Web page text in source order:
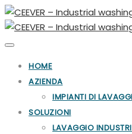
Toggle
HOME
AZIENDA
IMPIANTI DI
SOLUZIONI
LAVAGGIO